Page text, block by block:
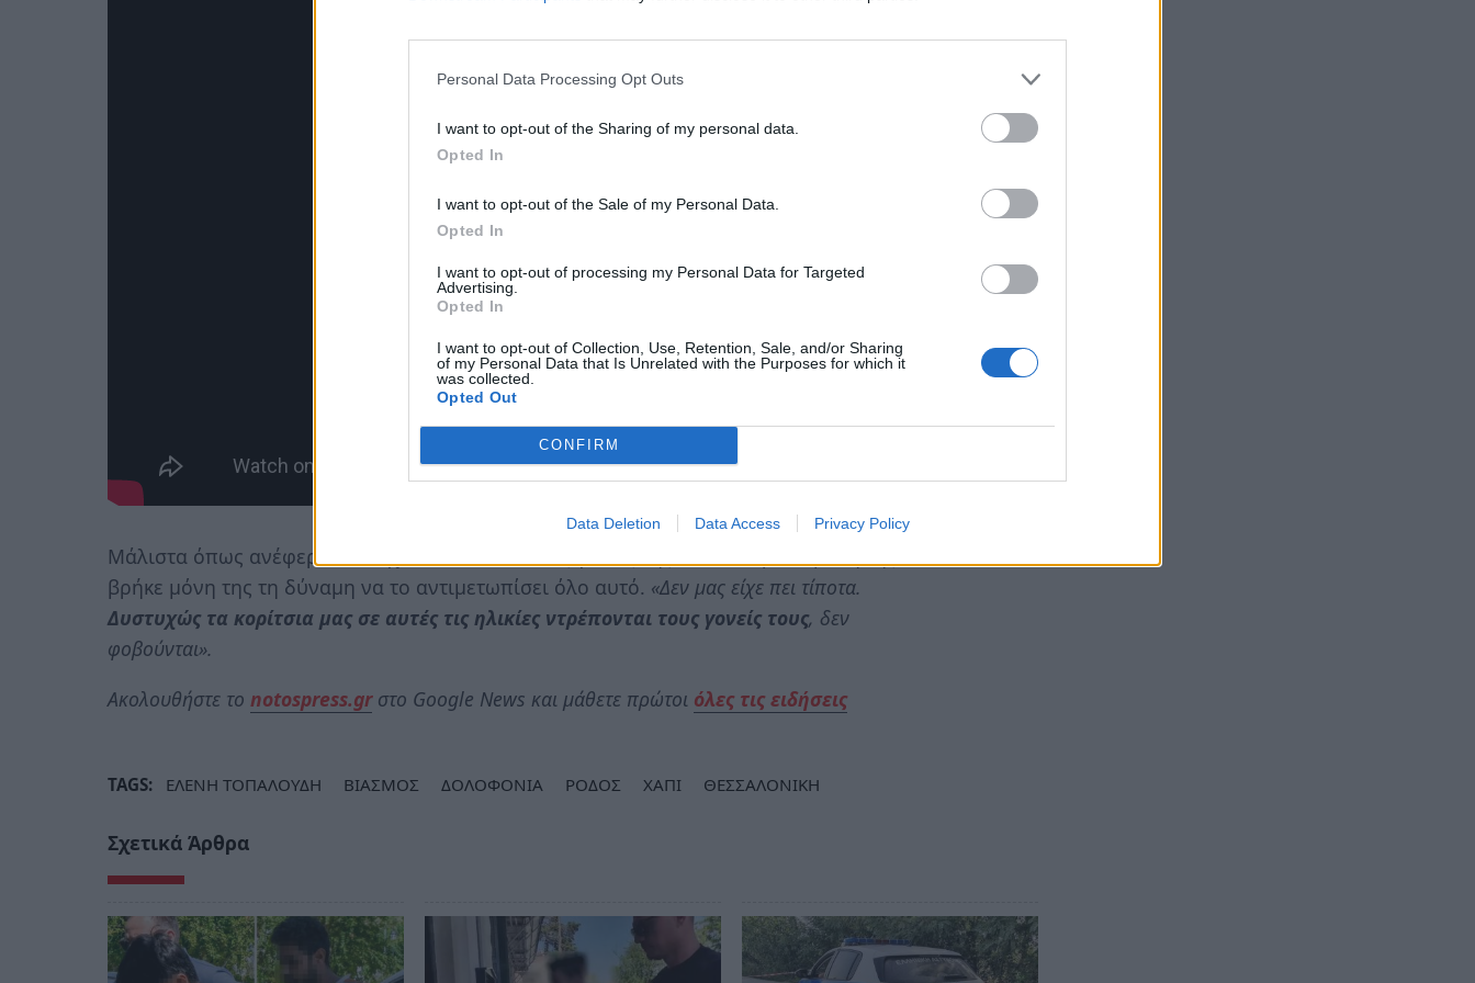
Personal Data Processing Opt Outs
I want to opt-out of the Sharing of my personal data.
Opted In
I want to opt-out of the Sale of my Personal Data.
Opted In
I want to opt-out of processing my Personal Data for Targeted
Advertising.
Opted In
I want to opt-out of Collection, Use, Retention, Sale, and/or Sharing
of my Personal Data that Is Unrelated with the Purposes for which it
was collected.
Opted Out
CONFIRM
Data Deletion Data Access Privacy Policy
Μάλιστα όπως ανέφερε δεν είχε πει τίποτα στους γονείς της και το πέρασε μόνη της,
βρήκε μόνη της τη δύναμη να το αντιμετωπίσει όλο αυτό. «Δεν μας είχε πει τίποτα.
Δυστυχώς τα κορίτσια μας σε αυτές τις ηλικίες ντρέπονται τους γονείς τους, δεν
φοβούνται».
Ακολουθήστε το notospress.grστο Google News και μάθετε πρώτοι όλες τις ειδήσεις
TAGS: ΕΛΕΝΗ ΤΟΠΑΛΟΥΔΗ ΒΙΑΣΜΟΣ ΔΟΛΟΦΟΝΙΑ ΡΟΔΟΣ ΧΑΠΙ ΘΕΣΣΑΛΟΝΙΚΗ
Σχετικά Άρθρα